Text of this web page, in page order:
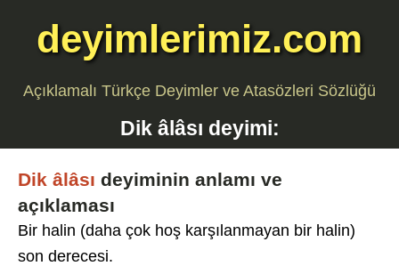
deyimlerimiz.com
Açıklamalı Türkçe Deyimler ve Atasözleri Sözlüğü
Dik âlâsı deyimi:
Dik âlâsı deyiminin anlamı ve
açıklaması
Bir halin (daha çok hoş karşılanmayan bir halin)
son derecesi.